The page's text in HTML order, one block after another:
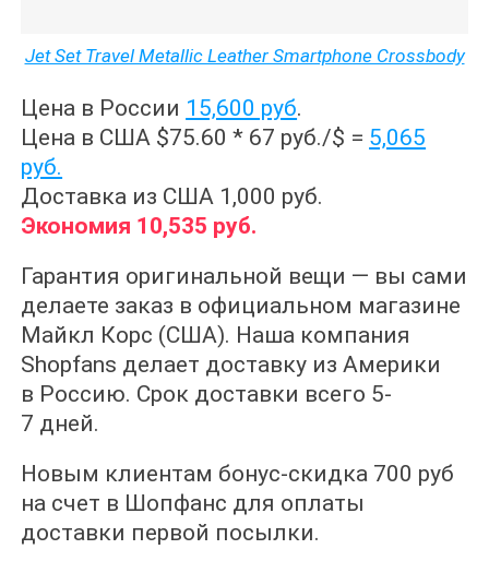
Jet Set Travel Metallic Leather Smartphone Crossbody
Цена в России 15,600 руб.
Цена в США $75.60 * 67 руб./$ = 5,065
руб.
Доставка из США 1,000 руб.
Экономия 10,535 руб.
Гарантия оригинальной вещи — вы сами
делаете заказ в официальном магазине
Майкл Корс (США). Наша компания
Shopfans делает доставку из Америки
в Россию. Срок доставки всего 5-
7 дней.
Новым клиентам бонус-скидка 700 руб
на счет в Шопфанс для оплаты
доставки первой посылки.